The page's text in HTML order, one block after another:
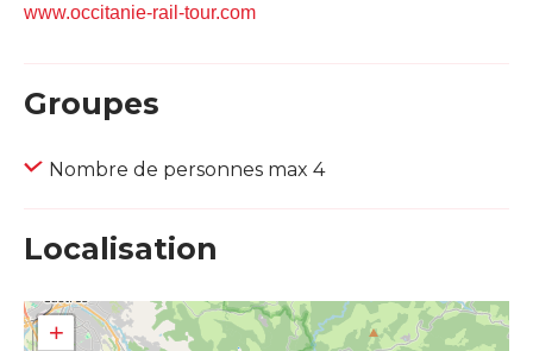
www.occitanie-rail-tour.com
Groupes
Nombre de personnes max 4
Localisation
+